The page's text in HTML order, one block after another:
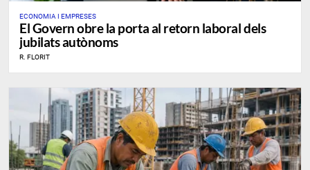
ECONOMIA I EMPRESES
El Govern obre la porta al retorn laboral dels
jubilats autònoms
R. FLORIT